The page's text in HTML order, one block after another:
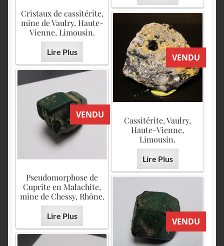
Cristaux de cassitérite,
mine de Vaulry, Haute-
Vienne, Limousin.
Lire Plus
VENDU
Cassitérite, Vaulry,
Haute-Vienne,
Limousin.
Lire Plus
VENDU
Pseudomorphose de
Cuprite en Malachite,
mine de Chessy, Rhône.
Lire Plus
VENDU